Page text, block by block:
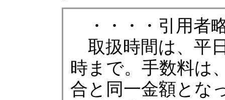
・・・・引用者
取扱時間は、平
時まで。手数料は
合と同一金額とな